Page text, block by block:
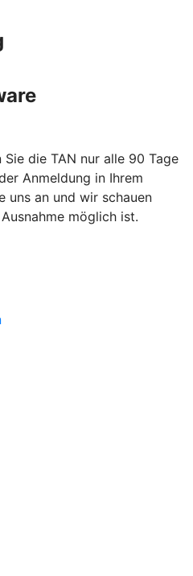
Sie die TAN nur alle 90 Tage
Anmeldung in Ihrem
uns an und wir schauen
möglich ist.